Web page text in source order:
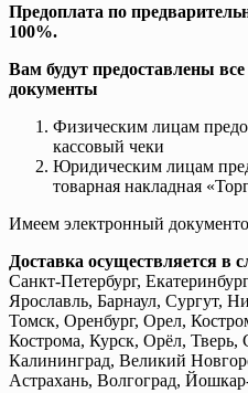
Предоплата по
100%.
Вам будут предоставлены
документы
Физическим лицам
кассовый чеки
Юридическим лицам
товарная накладная
Имеем электронный
Доставка осуществляется в
Санкт-Петербург,
Ярославль, Барнаул, Сургут,
Томск, Оренбург, Орел,
Кострома, Курск, Орёл, Тверь,
Калининград, Великий
Астрахань, Волгоград,